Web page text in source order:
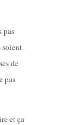
pas
soient
de
pas
et ça